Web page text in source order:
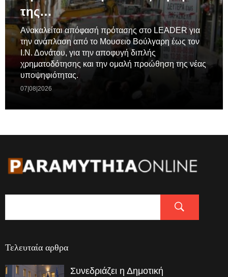
της…
Ανακαλείται απόφασή πρότασης στο LEADER για
την ανάπλαση από το Μουσειο Βούλγαρη έως τον
Ι.Ν. Δονάτου, για την αποφυγή διπλής
χρηματοδότησης και την ομαλή προώθηση της νέας
υποψηφιότητας.
07|08|2026
Τελευταία αρθρα
Συνεδριάζει η Δημοτική